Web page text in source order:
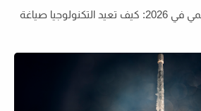
استراتيجيات التحول الرقمي في 2026: كيف تعيد التكنولوجيا صياغة